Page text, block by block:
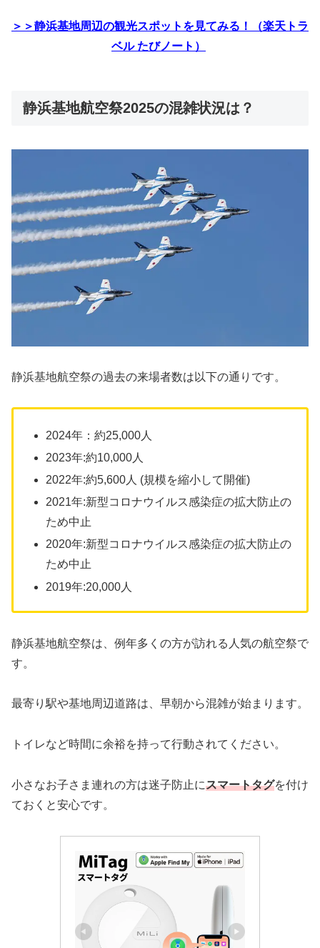
＞＞静浜基地周辺の観光スポットを見てみる！（楽天トラ
ベル たびノート）
静浜基地航空祭2025の混雑状況は？
静浜基地航空祭の過去の来場者数は以下の通りです。
2024年：約25,000人
2023年:約10,000人
2022年:約5,600人 (規模を縮小して開催)
2021年:新型コロナウイルス感染症の拡大防止の
ため中止
2020年:新型コロナウイルス感染症の拡大防止の
ため中止
2019年:20,000人
静浜基地航空祭は、例年多くの方が訪れる人気の航空祭で
す。
最寄り駅や基地周辺道路は、早朝から混雑が始まります。
トイレなど時間に余裕を持って行動されてください。
小さなお子さま連れの方は迷子防止にスマートタグを付け
ておくと安心です。